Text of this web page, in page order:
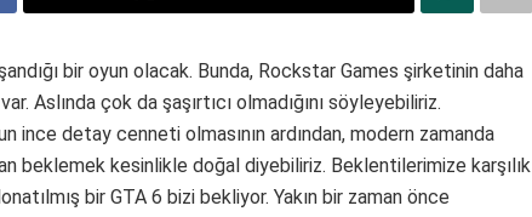
bir oyun olacak. Bunda, Rockstar Games şirketinin daha
Aslında çok da şaşırtıcı olmadığını söyleyebiliriz.
ince detay cenneti olmasının ardından, modern zamanda
beklemek kesinlikle doğal diyebiliriz. Beklentilerimize karşılık
bir GTA 6 bizi bekliyor. Yakın bir zaman önce